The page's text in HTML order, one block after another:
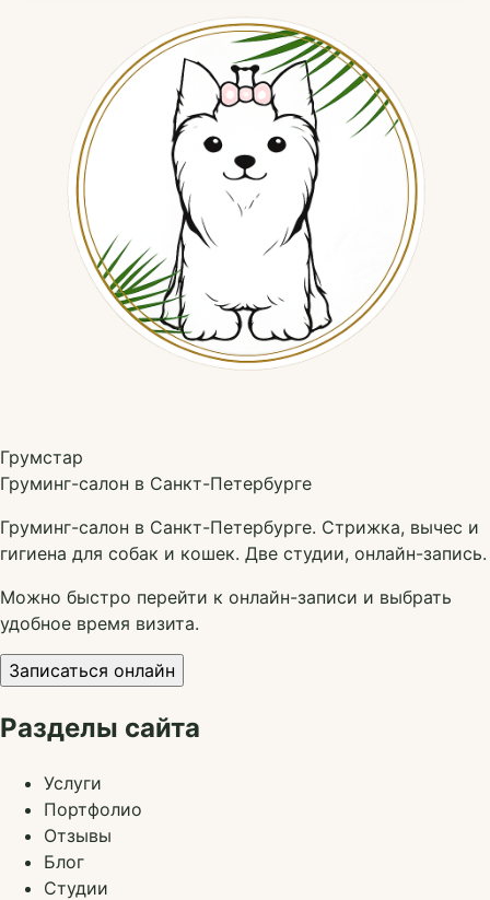
Грумстар
Груминг-салон в Санкт-Петербурге
Груминг-салон в Санкт-Петербурге. Стрижка, вычес и
гигиена для собак и кошек. Две студии, онлайн-запись.
Можно быстро перейти к онлайн-записи и выбрать
удобное время визита.
Записаться онлайн
Разделы сайта
Услуги
Портфолио
Отзывы
Блог
Студии